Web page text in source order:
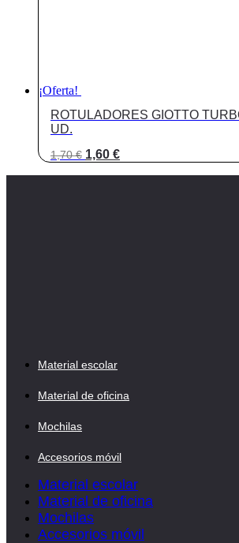
¡Oferta!
ROTULADORES GIOTTO
UD.
1,70€ El
1,60 €El
Material escolar
Material de oficina
Mochilas
Accesorios móvil
Material escolar
Material de oficina
Mochilas
Accesorios móvil